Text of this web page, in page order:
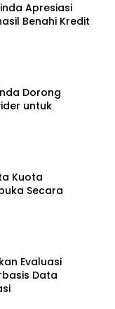
Apresiasi
Benahi Kredit
Dorong
untuk
Kuota
Secara
Evaluasi
Data